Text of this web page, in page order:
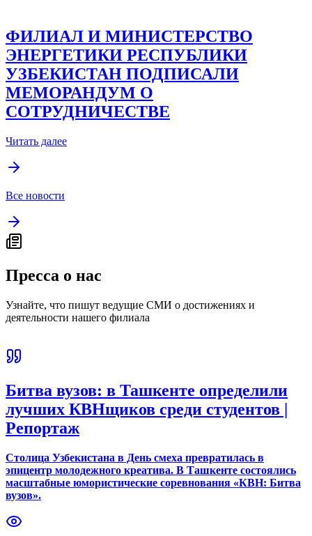
ФИЛИАЛ И МИНИСТЕРСТВО
ЭНЕРГЕТИКИ РЕСПУБЛИКИ
УЗБЕКИСТАН ПОДПИСАЛИ
МЕМОРАНДУМ О
СОТРУДНИЧЕСТВЕ
Читать далее
Все новости
Пресса о нас
Узнайте, что пишут ведущие СМИ о достижениях и
деятельности нашего филиала
Битва вузов: в Ташкенте определили
лучших КВНщиков среди студентов |
Репортаж
Столица Узбекистана в День смеха превратилась в
эпицентр молодежного креатива. В Ташкенте состоялись
масштабные юмористические соревнования «КВН: Битва
вузов».